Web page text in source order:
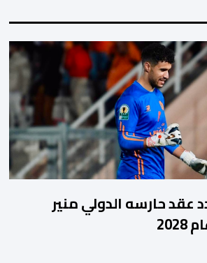
عقد حارسه الدولي منير